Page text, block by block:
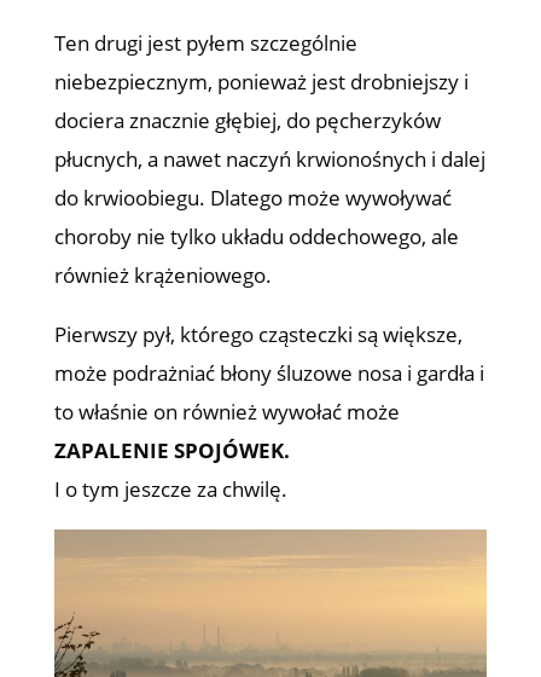
Ten drugi jest pyłem szczególnie
niebezpiecznym, ponieważ jest drobniejszy i
dociera znacznie głębiej, do pęcherzyków
płucnych, a nawet naczyń krwionośnych i dalej
do krwioobiegu. Dlatego może wywoływać
choroby nie tylko układu oddechowego, ale
również krążeniowego.
Pierwszy pył, którego cząsteczki są większe,
może podrażniać błony śluzowe nosa i gardła i
to właśnie on również wywołać może
ZAPALENIE SPOJÓWEK.
I o tym jeszcze za chwilę.